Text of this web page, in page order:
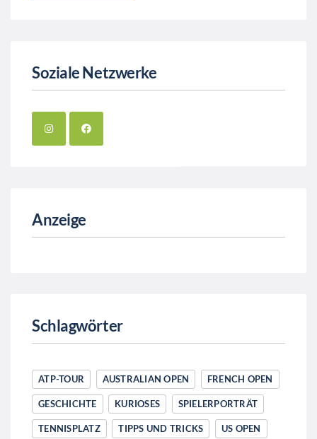
Soziale Netzwerke
Anzeige
Schlagwörter
ATP-TOUR AUSTRALIAN OPEN FRENCH OPEN
GESCHICHTE KURIOSES SPIELERPORTRÄT
TENNISPLATZ TIPPS UND TRICKS US OPEN